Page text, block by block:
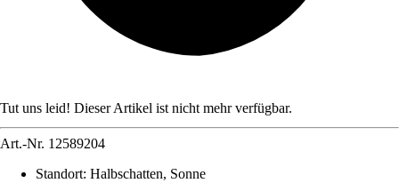
Tut uns leid! Dieser Artikel ist nicht mehr verfügbar.
Art.-Nr. 12589204
Standort: Halbschatten, Sonne